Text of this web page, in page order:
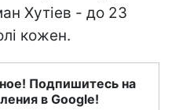
Хутіев - до 23
кожен.
Подпишитесь на
в Google!